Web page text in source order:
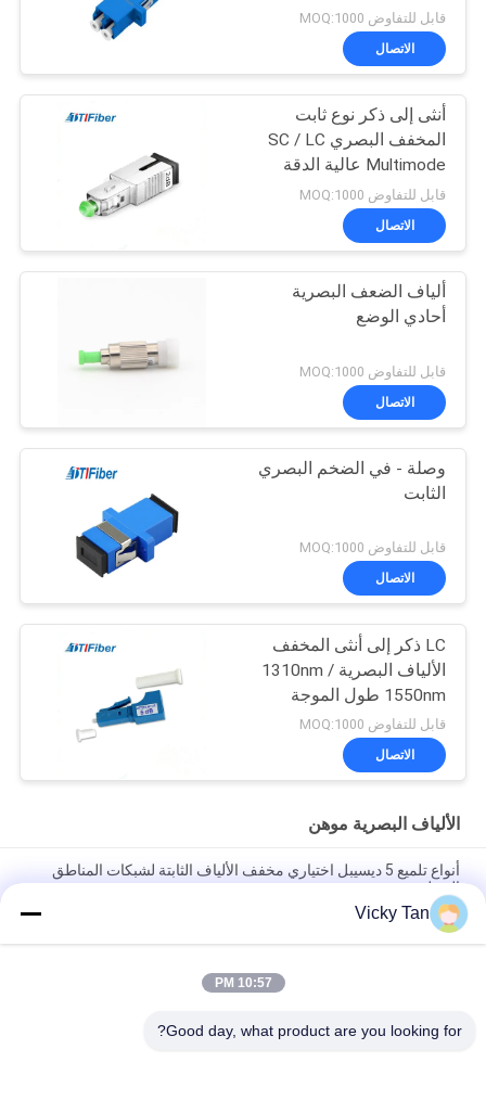
قابل للتفاوض MOQ:1000
الاتصال
أنثى إلى ذكر نوع ثابت
المخفف البصري SC / LC
Multimode عالية الدقة
قابل للتفاوض MOQ:1000
الاتصال
ألياف الضعف البصرية
أحادي الوضع
قابل للتفاوض MOQ:1000
الاتصال
وصلة - في الضخم البصري
الثابت
قابل للتفاوض MOQ:1000
الاتصال
LC ذكر إلى أنثى المخفف
الألياف البصرية 1310nm /
1550nm طول الموجة
التشغيل
قابل للتفاوض MOQ:1000
الاتصال
الألياف البصرية موهن
أنواع تلميع 5 ديسيبل اختياري مخفف الألياف الثابتة لشبكات المناطق
المحلية
SC الإناث والذكور المخفف الألياف البصرية ، عالية الاتجاه المتعدد
المخفف الألياف
Vicky Tan
10:57 PM
Good day, what product are you looking for?